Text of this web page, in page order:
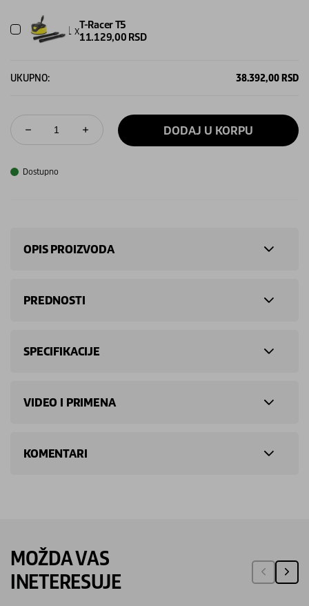
1 xT-Racer T5
11.129,00 RSD
UKUPNO: 38.392,00RSD
DODAJ U KORPU
Dostupno
OPIS PROIZVODA
PREDNOSTI
SPECIFIKACIJE
VIDEO I PRIMENA
KOMENTARI
MOŽDA VAS
INETERESUJE